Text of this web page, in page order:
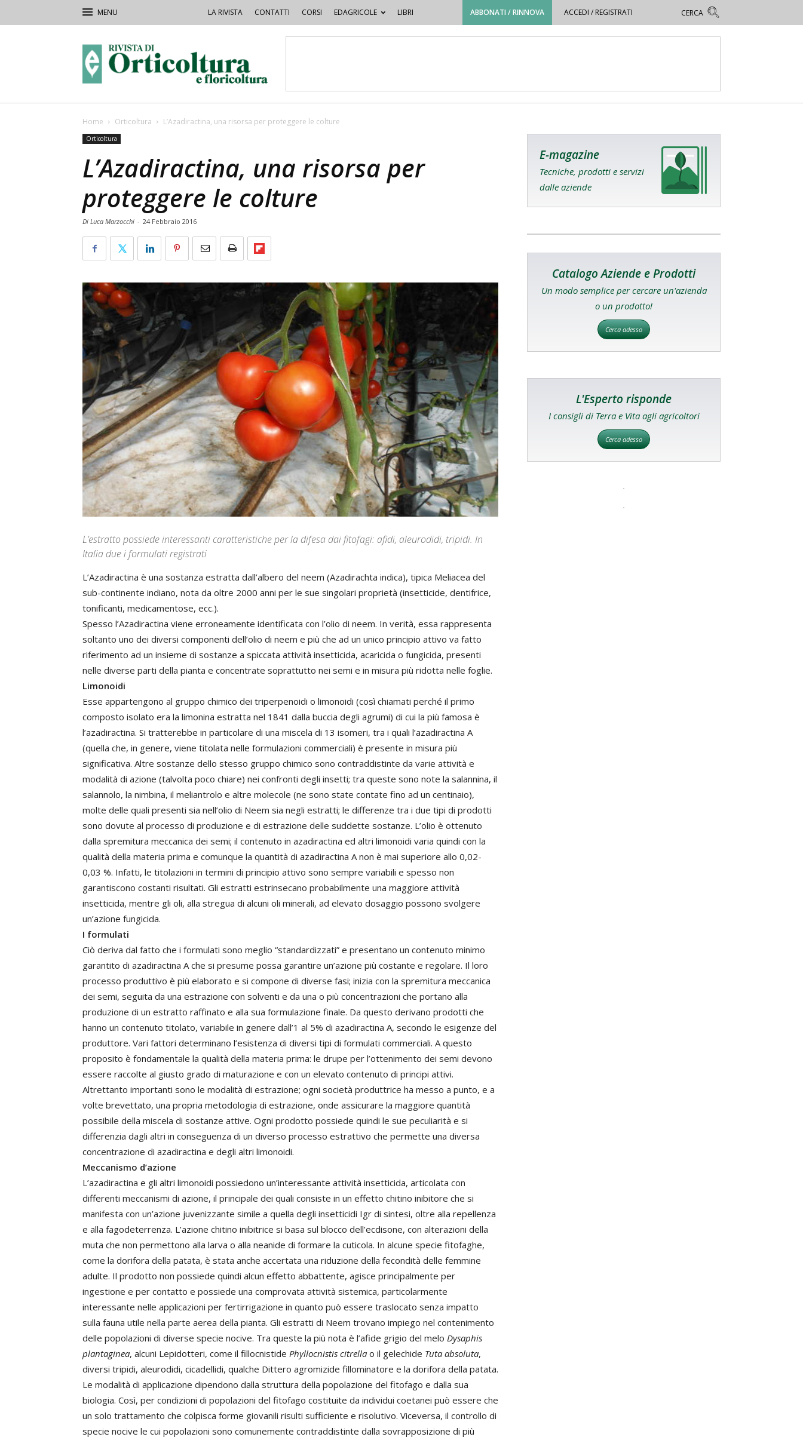
LA RIVISTA CONTATTI CORSI EDAGRICOLE LIBRI ABBONATI / RINNOVA ACCEDI / REGISTRATI
Orticoltura
Home Orticoltura L’Azadiractina, una risorsa per proteggere le colture
Orticoltura
L’Azadiractina, una risorsa per
proteggere le colture
Di Luca Marzocchi - 24 Febbraio 2016
L’estratto possiede interessanti caratteristiche per la difesa dai fitofagi: afidi, aleurodidi, tripidi. In
Italia due i formulati registrati
L’Azadiractina è una sostanza estratta dall’albero del neem (Azadirachta indica), tipica Meliacea del
sub-continente indiano, nota da oltre 2000 anni per le sue singolari proprietà (insetticide, dentifrice,
tonificanti, medicamentose, ecc.).
Spesso l’Azadiractina viene erroneamente identificata con l’olio di neem. In verità, essa rappresenta
soltanto uno dei diversi componenti dell’olio di neem e più che ad un unico principio attivo va fatto
riferimento ad un insieme di sostanze a spiccata attività insetticida, acaricida o fungicida, presenti
nelle diverse parti della pianta e concentrate soprattutto nei semi e in misura più ridotta nelle foglie.
Limonoidi
Esse appartengono al gruppo chimico dei triperpenoidi o limonoidi (così chiamati perché il primo
composto isolato era la limonina estratta nel 1841 dalla buccia degli agrumi) di cui la più famosa è
l’azadiractina. Si tratterebbe in particolare di una miscela di 13 isomeri, tra i quali l’azadiractina A
(quella che, in genere, viene titolata nelle formulazioni commerciali) è presente in misura più
significativa. Altre sostanze dello stesso gruppo chimico sono contraddistinte da varie attività e
modalità di azione (talvolta poco chiare) nei confronti degli insetti; tra queste sono note la salannina, il
salannolo, la nimbina, il meliantrolo e altre molecole (ne sono state contate fino ad un centinaio),
molte delle quali presenti sia nell’olio di Neem sia negli estratti; le differenze tra i due tipi di prodotti
sono dovute al processo di produzione e di estrazione delle suddette sostanze. L’olio è ottenuto
dalla spremitura meccanica dei semi; il contenuto in azadiractina ed altri limonoidi varia quindi con la
qualità della materia prima e comunque la quantità di azadiractina A non è mai superiore allo 0,02-
0,03 %. Infatti, le titolazioni in termini di principio attivo sono sempre variabili e spesso non
garantiscono costanti risultati. Gli estratti estrinsecano probabilmente una maggiore attività
insetticida, mentre gli oli, alla stregua di alcuni oli minerali, ad elevato dosaggio possono svolgere
un’azione fungicida.
I formulati
Ciò deriva dal fatto che i formulati sono meglio “standardizzati” e presentano un contenuto minimo
garantito di azadiractina A che si presume possa garantire un’azione più costante e regolare. Il loro
processo produttivo è più elaborato e si compone di diverse fasi; inizia con la spremitura meccanica
dei semi, seguita da una estrazione con solventi e da una o più concentrazioni che portano alla
produzione di un estratto raffinato e alla sua formulazione finale. Da questo derivano prodotti che
hanno un contenuto titolato, variabile in genere dall’1 al 5% di azadiractina A, secondo le esigenze del
produttore. Vari fattori determinano l’esistenza di diversi tipi di formulati commerciali. A questo
proposito è fondamentale la qualità della materia prima: le drupe per l’ottenimento dei semi devono
essere raccolte al giusto grado di maturazione e con un elevato contenuto di principi attivi.
Altrettanto importanti sono le modalità di estrazione; ogni società produttrice ha messo a punto, e a
volte brevettato, una propria metodologia di estrazione, onde assicurare la maggiore quantità
possibile della miscela di sostanze attive. Ogni prodotto possiede quindi le sue peculiarità e si
differenzia dagli altri in conseguenza di un diverso processo estrattivo che permette una diversa
concentrazione di azadiractina e degli altri limonoidi.
Meccanismo d’azione
L’azadiractina e gli altri limonoidi possiedono un’interessante attività insetticida, articolata con
differenti meccanismi di azione, il principale dei quali consiste in un effetto chitino inibitore che si
manifesta con un’azione juvenizzante simile a quella degli insetticidi Igr di sintesi, oltre alla repellenza
e alla fagodeterrenza. L’azione chitino inibitrice si basa sul blocco dell’ecdisone, con alterazioni della
muta che non permettono alla larva o alla neanide di formare la cuticola. In alcune specie fitofaghe,
come la dorifora della patata, è stata anche accertata una riduzione della fecondità delle femmine
adulte. Il prodotto non possiede quindi alcun effetto abbattente, agisce principalmente per
ingestione e per contatto e possiede una comprovata attività sistemica, particolarmente
interessante nelle applicazioni per fertirrigazione in quanto può essere traslocato senza impatto
sulla fauna utile nella parte aerea della pianta. Gli estratti di Neem trovano impiego nel contenimento
delle popolazioni di diverse specie nocive. Tra queste la più nota è l’afide grigio del melo Dysaphis
plantaginea, alcuni Lepidotteri, come il fillocnistide Phyllocnistis citrella o il gelechide Tuta absoluta,
diversi tripidi, aleurodidi, cicadellidi, qualche Dittero agromizide fillominatore e la dorifora della patata.
Le modalità di applicazione dipendono dalla struttura della popolazione del fitofago e dalla sua
biologia. Così, per condizioni di popolazioni del fitofago costituite da individui coetanei può essere che
un solo trattamento che colpisca forme giovanili risulti sufficiente e risolutivo. Viceversa, il controllo di
specie nocive le cui popolazioni sono comunemente contraddistinte dalla sovrapposizione di più
E-magazine
Tecniche, prodotti e servizi
dalle aziende
Catalogo Aziende e Prodotti
Un modo semplice per cercare un'azienda
o un prodotto!
Cerca adesso
L'Esperto risponde
I consigli di Terra e Vita agli agricoltori
Cerca adesso